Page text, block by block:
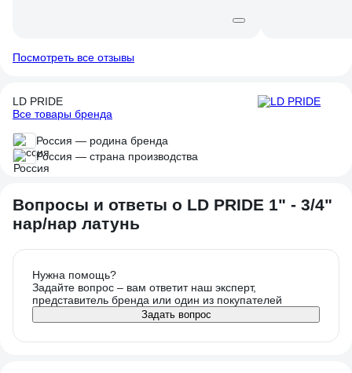
Посмотреть все отзывы
LD PRIDE
Все товары бренда
Россия — родина бренда
Россия — страна производства
Вопросы и ответы о LD PRIDE 1" - 3/4"
нар/нар латунь
Нужна помощь?
Задайте вопрос – вам ответит наш эксперт,
представитель бренда или один из покупателей
Задать вопрос